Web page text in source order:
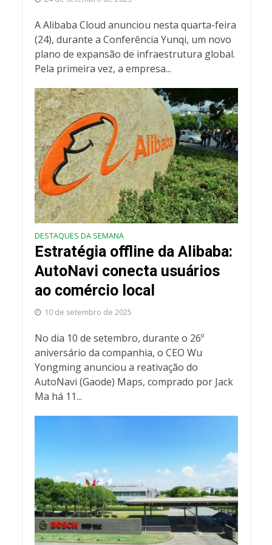
A Alibaba Cloud anunciou nesta quarta-feira
(24), durante a Conferência Yunqi, um novo
plano de expansão de infraestrutura global.
Pela primeira vez, a empresa...
DESTAQUES DA SEMANA
Estratégia offline da Alibaba:
AutoNavi conecta usuários
ao comércio local
10 de setembro de 2025
No dia 10 de setembro, durante o 26º
aniversário da companhia, o CEO Wu
Yongming anunciou a reativação do
AutoNavi (Gaode) Maps, comprado por Jack
Ma há 11...